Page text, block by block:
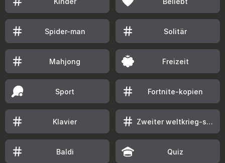
Spider-man Solitär
Mahjong Freizeit
Sport Fortnite-kopien
Klavier Zweiter weltkrieg-spiele
Baldi Quiz